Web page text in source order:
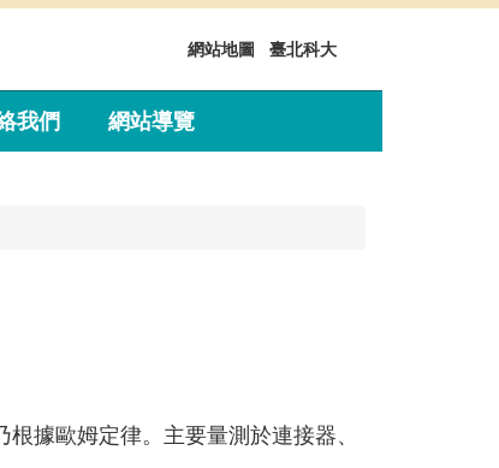
我們 網站導覽
網站地圖 臺北科大
據歐姆定律。主要量測於連接器、